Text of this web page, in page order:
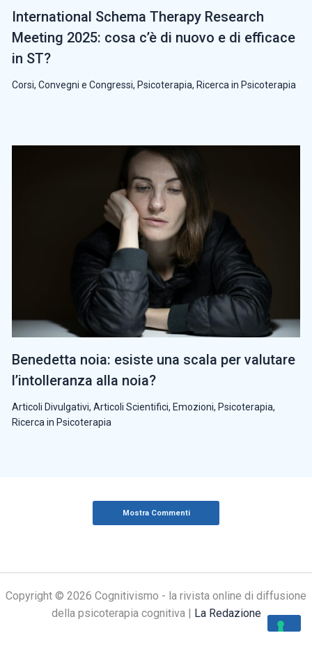
International Schema Therapy Research
Meeting 2025: cosa c’è di nuovo e di efficace
in ST?
Corsi, Convegni e Congressi, Psicoterapia, Ricerca in Psicoterapia
Benedetta noia: esiste una scala per valutare
l’intolleranza alla noia?
Articoli Divulgativi, Articoli Scientifici, Emozioni, Psicoterapia,
Ricerca in Psicoterapia
Mostra Commenti
Copyright © 2026 Cognitivismo - la rivista online di diffusione
della psicoterapia cognitiva | La Redazione